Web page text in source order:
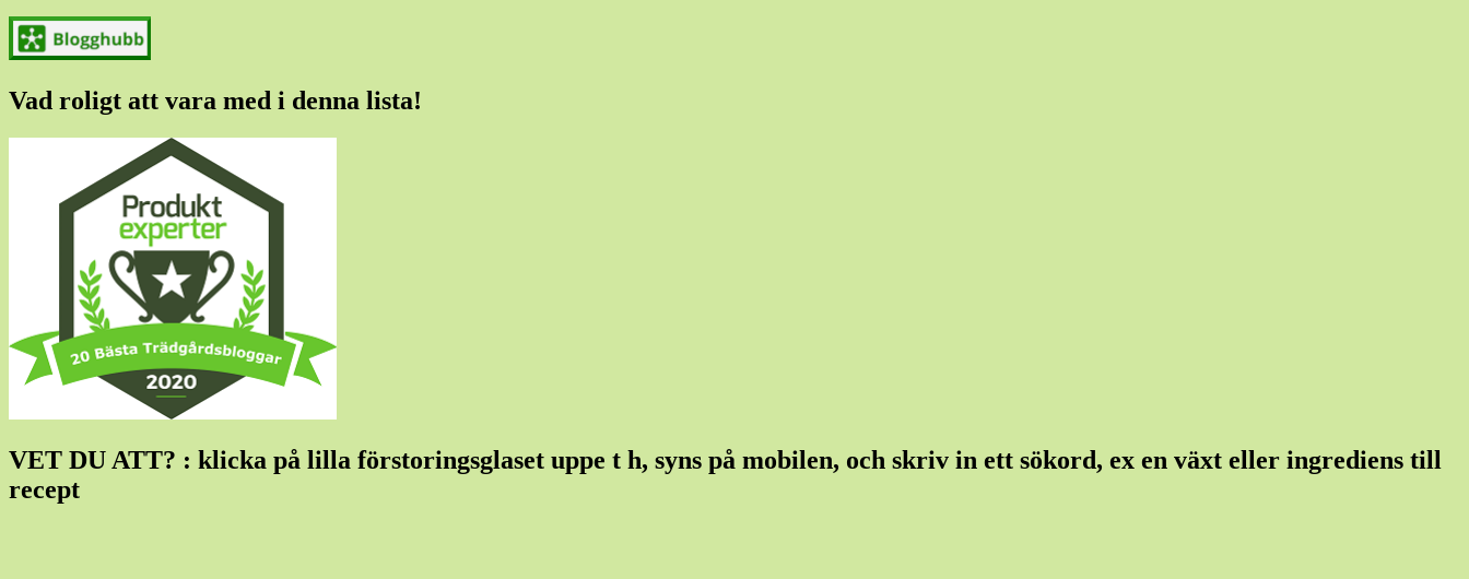
Vad roligt att vara med i denna lista!
VET DU ATT? : klicka på lilla förstoringsglaset uppe t h, syns på mobilen, och skriv in ett sökord, ex en växt eller ingrediens till
recept